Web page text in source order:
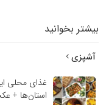
بیشتر بخوانید
آشپزی
غذای محلی
استان‌ها +